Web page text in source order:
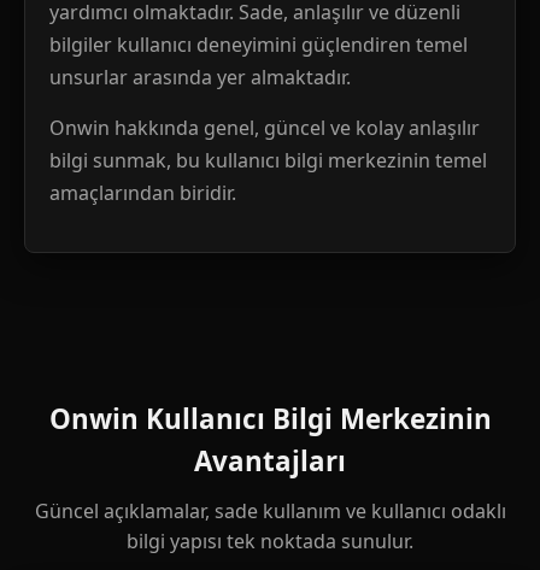
yardımcı olmaktadır. Sade, anlaşılır ve düzenli
bilgiler kullanıcı deneyimini güçlendiren temel
unsurlar arasında yer almaktadır.
Onwin hakkında genel, güncel ve kolay anlaşılır
bilgi sunmak, bu kullanıcı bilgi merkezinin temel
amaçlarından biridir.
Onwin Kullanıcı Bilgi Merkezinin
Avantajları
Güncel açıklamalar, sade kullanım ve kullanıcı odaklı
bilgi yapısı tek noktada sunulur.